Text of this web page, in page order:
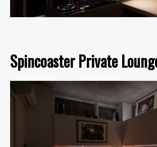
Spincoaster Private